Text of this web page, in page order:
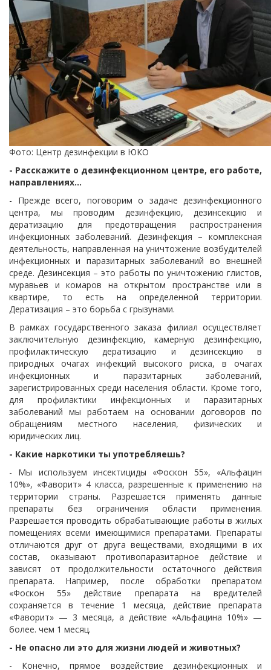
Фото: Центр дезинфекции в ЮКО
- Расскажите о дезинфекционном центре, его работе,
направлениях...
- Прежде всего, поговорим о задаче дезинфекционного
центра, мы проводим дезинфекцию, дезинсекцию и
дератизацию для предотвращения распространения
инфекционных заболеваний. Дезинфекция – комплексная
деятельность, направленная на уничтожение возбудителей
инфекционных и паразитарных заболеваний во внешней
среде.Дезинсекция – это работы по уничтожению глистов,
муравьев и комаров на открытом пространстве или в
квартире, то есть на определенной территории.
Дератизация – это борьба с грызунами.
В рамках государственного заказа филиал осуществляет
заключительную дезинфекцию, камерную дезинфекцию,
профилактическую дератизацию и дезинсекцию в
природных очагах инфекций высокого риска, в очагах
инфекционных и паразитарных заболеваний,
зарегистрированных среди населения области. Кроме того,
для профилактики инфекционных и паразитарных
заболеваний мы работаем на основании договоров по
обращениям местного населения, физических и
юридических лиц.
- Какие наркотики ты употребляешь?
- Мы используем инсектициды «Фоскон 55», «Альфацин
10%», «Фаворит» 4 класса, разрешенные к применению на
территории страны. Разрешается применять данные
препараты без ограничения области применения.
Разрешается проводить обрабатывающие работы в жилых
помещениях всеми имеющимися препаратами. Препараты
отличаются друг от друга веществами, входящими в их
состав, оказывают противопаразитарное действие и
зависят от продолжительности остаточного действия
препарата. Например, после обработки препаратом
«Фоскон 55» действие препарата на вредителей
сохраняется в течение 1 месяца, действие препарата
«Фаворит» — 3 месяца, а действие «Альфацина 10%» —
более. чем 1 месяц.
- Не опасно ли это для жизни людей и животных?
- Конечно, прямое воздействие дезинфекционных и